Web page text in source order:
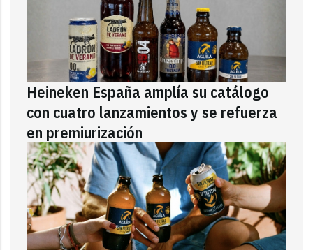
Heineken España amplía su catálogo
con cuatro lanzamientos y se refuerza
en premiurización